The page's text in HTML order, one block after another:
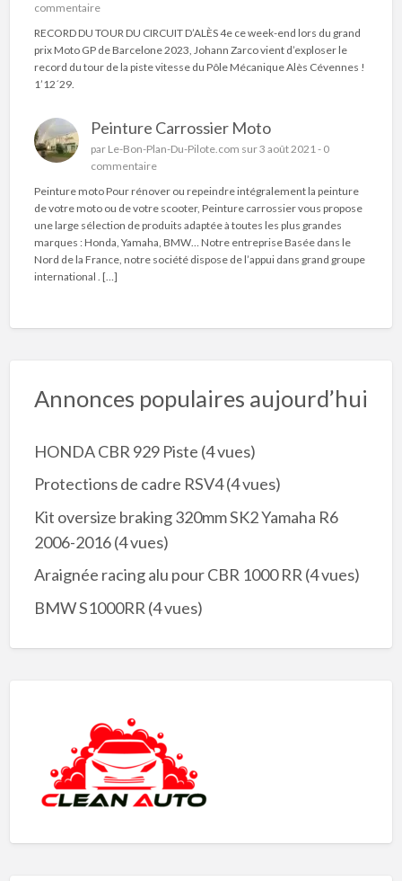
commentaire
RECORD DU TOUR DU CIRCUIT D’ALÈS 4e ce week-end lors du grand
prix Moto GP de Barcelone 2023, Johann Zarco vient d’exploser le
record du tour de la piste vitesse du Pôle Mécanique Alès Cévennes !
1’12´29.
Peinture Carrossier Moto
par Le-Bon-Plan-Du-Pilote.com sur 3 août 2021 - 0
commentaire
Peinture moto Pour rénover ou repeindre intégralement la peinture
de votre moto ou de votre scooter, Peinture carrossier vous propose
une large sélection de produits adaptée à toutes les plus grandes
marques : Honda, Yamaha, BMW… Notre entreprise Basée dans le
Nord de la France, notre société dispose de l’appui dans grand groupe
international . […]
Annonces populaires aujourd’hui
HONDA CBR 929 Piste (4 vues)
Protections de cadre RSV4(4 vues)
Kit oversize braking 320mm SK2 Yamaha R6
2006-2016(4 vues)
Araignée racing alu pour CBR 1000 RR(4 vues)
BMW S1000RR (4 vues)